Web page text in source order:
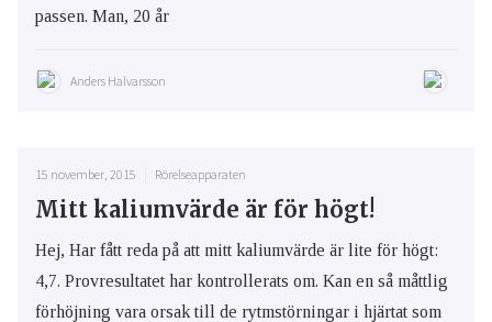
passen. Man, 20 år
Anders Halvarsson
15 november, 2015 Rörelseapparaten
Mitt kaliumvärde är för högt!
Hej, Har fått reda på att mitt kaliumvärde är lite för högt:
4,7. Provresultatet har kontrollerats om. Kan en så måttlig
förhöjning vara orsak till de rytmstörningar i hjärtat som